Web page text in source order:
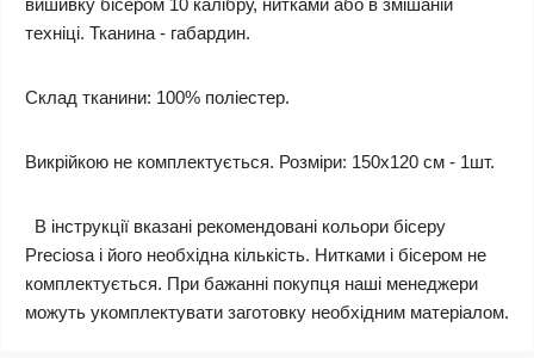
вишивку бісером 10 калібру, нитками або в змішаній
техніці. Тканина - габардин.
Склад тканини: 100% поліестер.
Викрійкою не комплектується. Розміри: 150х120 см - 1шт.
В інструкції вказані рекомендовані кольори бісеру
Preciosa і його необхідна кількість. Нитками і бісером не
комплектується. При бажанні покупця наші менеджери
можуть укомплектувати заготовку необхідним матеріалом.